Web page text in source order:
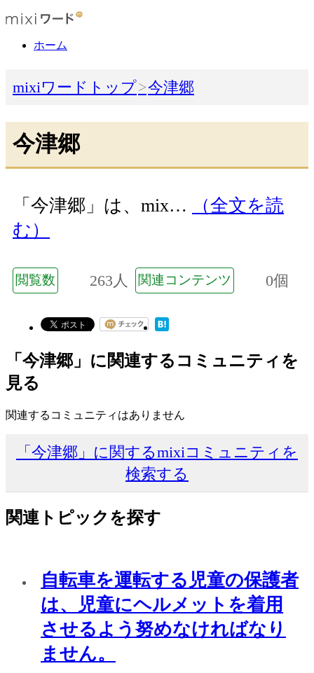
ホーム
mixiワードトップ 今津郷
今津郷
「今津郷」は、mix…
（全文を読
む）
閲覧数 263人 関連コンテンツ 0個
「今津郷」に関連するコミュニティを
見る
関連するコミュニティはありません
「今津郷」に関するmixiコミュニティを
検索する
関連トピックを探す
自転車を運転する児童の保護者
は、児童にヘルメットを着用
させるよう努めなければなり
ません。